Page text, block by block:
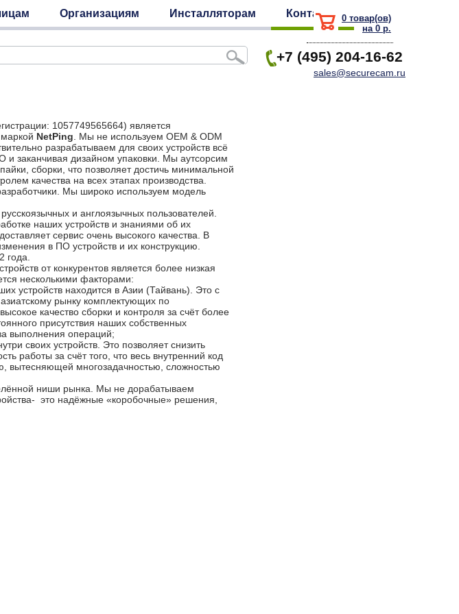
Организациям Инсталляторам Контакты 0 товар(ов)
на 0 р.
+7 (495) 204-16-62
sales@securecam.ru
1057749565664) является
NetPing. Мы не используем OEM & ODM
разрабатываем для своих устройств всё
и заканчивая дизайном упаковки. Мы аутсорсим
сборки, что позволяет достичь минимальной
качества на всех этапах производства.
Мы широко используем модель
и англоязычных пользователей.
наших устройств и знаниями об их
сервис очень высокого качества. В
в ПО устройств и их конструкцию.
года.
от конкурентов является более низкая
несколькими факторами:
устройств находится в Азии (Тайвань). Это с
рынку комплектующих по
качество сборки и контроля за счёт более
присутствия наших собственных
выполнения операций;
своих устройств. Это позволяет снизить
работы за счёт того, что весь внутренний код
вытесняющей многозадачностью, сложностью
ниши рынка. Мы не дорабатываем
это надёжные «коробочные» решения,